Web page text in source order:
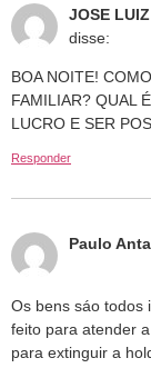
JOSE
disse:
BOA NOITE!
FAMILIAR? QUAL
LUCRO E SER
Responder
Paulo
Os bens sáo todos
feito para atender
para extinguir a